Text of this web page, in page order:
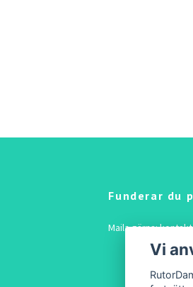
Funderar du
Maila gärna:
Vi